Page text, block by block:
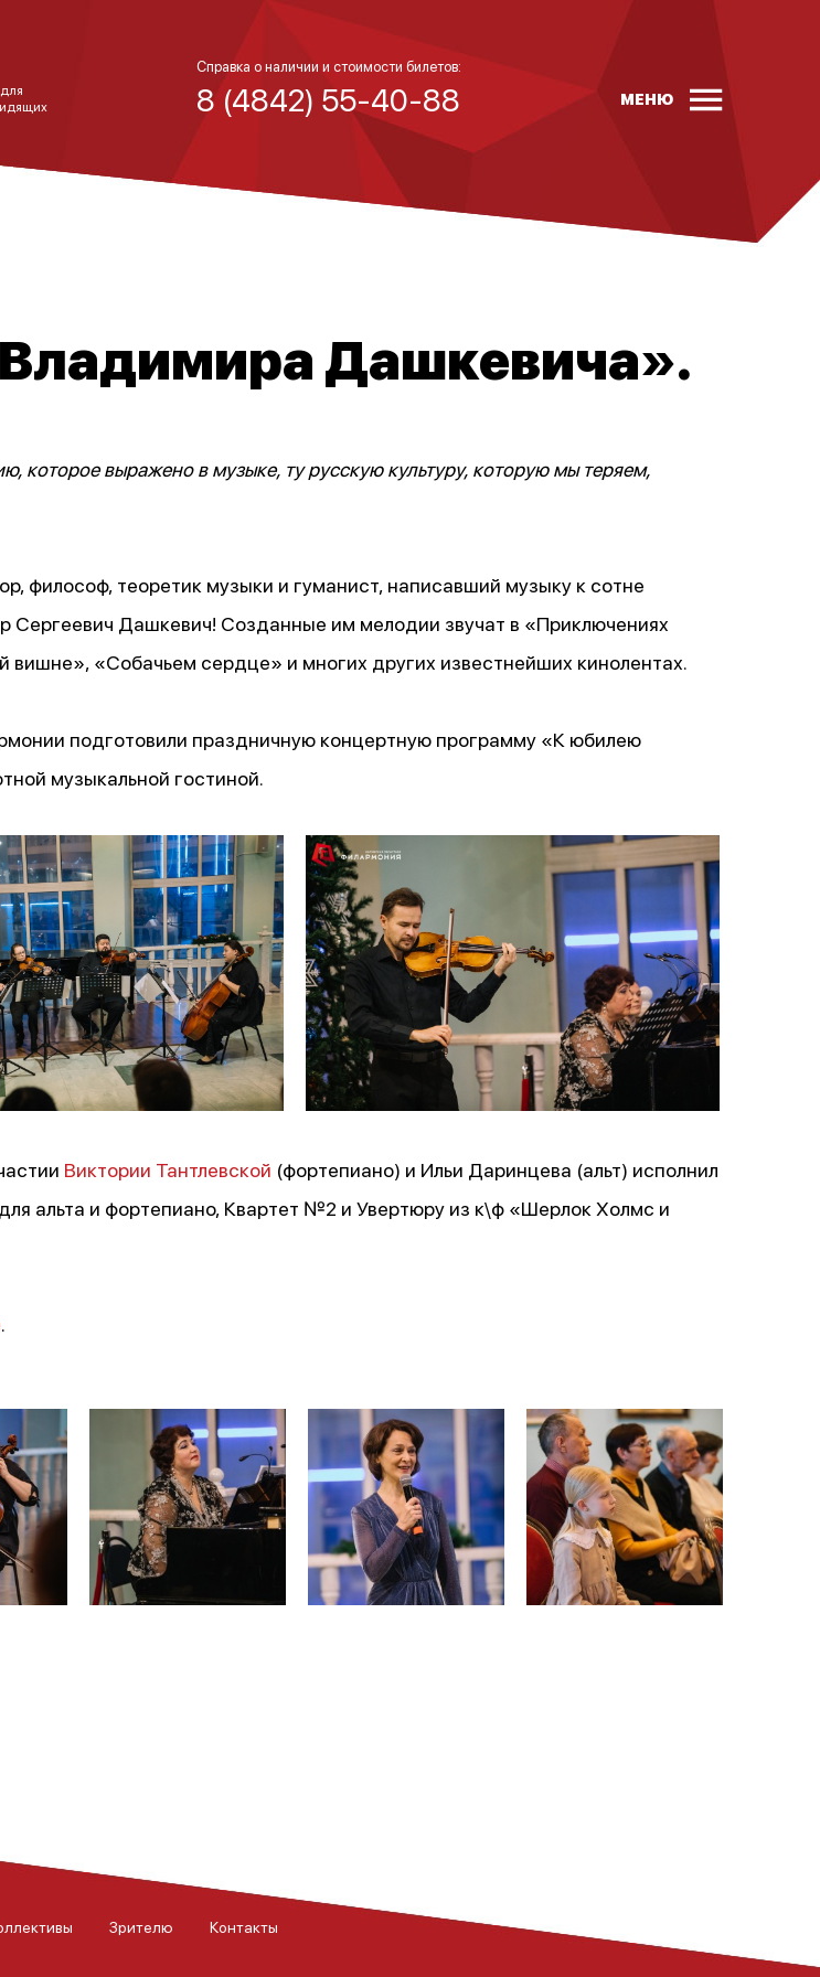
Справка о наличии и стоимости билетов:
8 (4842) 55-40-88 МЕНЮ
Дашкевича».
выражено в музыке, ту русскую культуру, которую мы теряем,
философ, теоретик музыки и гуманист, написавший музыку к сотне
Дашкевич! Созданные им мелодии звучат в «Приключениях
«Собачьем сердце» и многих других известнейших кинолентах.
подготовили праздничную концертную программу «К юбилею
музыкальной гостиной.
Виктории Тантлевской (фортепиано) и Ильи Даринцева (альт) исполнил
альта и фортепиано, Квартет №2 и Увертюру из к\ф «Шерлок Холмс и
.
Зрителю Контакты